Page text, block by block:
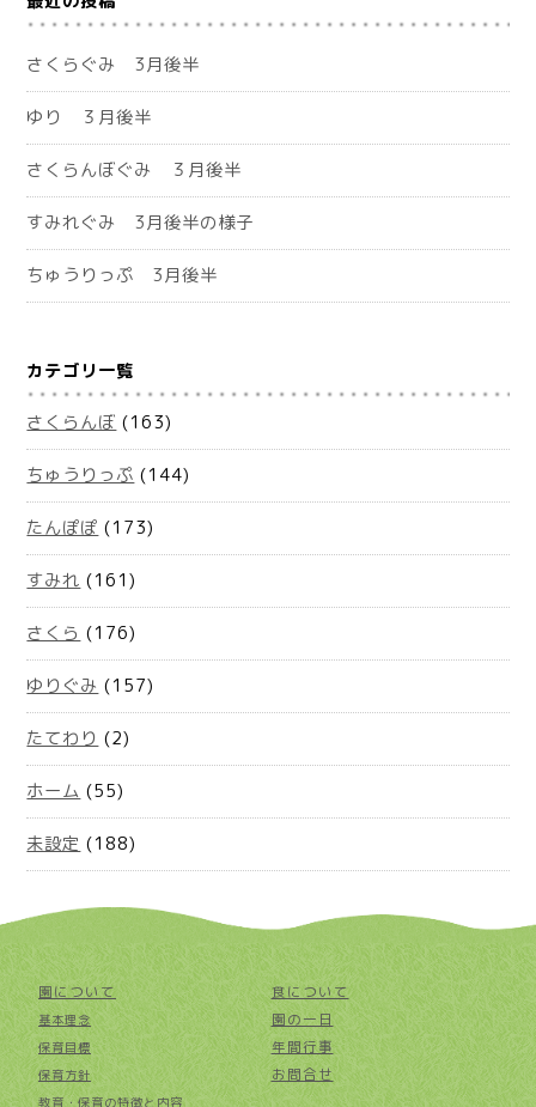
さくらぐみ 3月後半
ゆり ３月後半
さくらんぼぐみ ３月後半
すみれぐみ 3月後半の様子
ちゅうりっぷ 3月後半
カテゴリ一覧
さくらんぼ (163)
ちゅうりっぷ (144)
たんぽぽ (173)
すみれ (161)
さくら (176)
ゆりぐみ (157)
たてわり (2)
ホーム (55)
未設定 (188)
園について
基本理念
保育目標
保育方針
教育・保育の特徴と内容
食について
園の一日
年間行事
お問合せ